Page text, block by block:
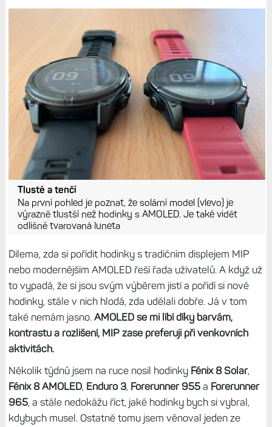
Tlusté a tenčí
Na první pohled je poznat, že solární model (vlevo) je
výrazně tlustší než hodinky s AMOLED. Je také vidět
odlišně tvarovaná luneta
Dilema, zda si pořídit hodinky s tradičním displejem MIP
nebo modernějším AMOLED řeší řada uživatelů. A když už
to vypadá, že si jsou svým výběrem jistí a pořídí si nové
hodinky, stále v nich hlodá, zda udělali dobře. Já v tom
také nemám jasno. AMOLED se mi líbí díky barvám,
kontrastu a rozlišení, MIP zase preferuji při venkovních
aktivitách.
Několik týdnů jsem na ruce nosil hodinky Fénix 8 Solar,
Fénix 8 AMOLED, Enduro 3, Forerunner 955a Forerunner
965, a stále nedokážu říct, jaké hodinky bych si vybral,
kdybych musel. Ostatně tomu jsem věnoval jeden ze